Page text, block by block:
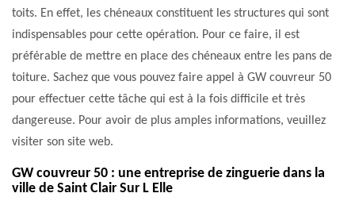
toits. En effet, les chéneaux constituent les structures qui sont
indispensables pour cette opération. Pour ce faire, il est
préférable de mettre en place des chéneaux entre les pans de
toiture. Sachez que vous pouvez faire appel à GW couvreur 50
pour effectuer cette tâche qui est à la fois difficile et très
dangereuse. Pour avoir de plus amples informations, veuillez
visiter son site web.
GW couvreur 50 : une entreprise de zinguerie dans la
ville de Saint Clair Sur L Elle